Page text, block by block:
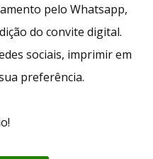
pelo Whatsapp,
do convite digital.
sociais, imprimir em
preferência.